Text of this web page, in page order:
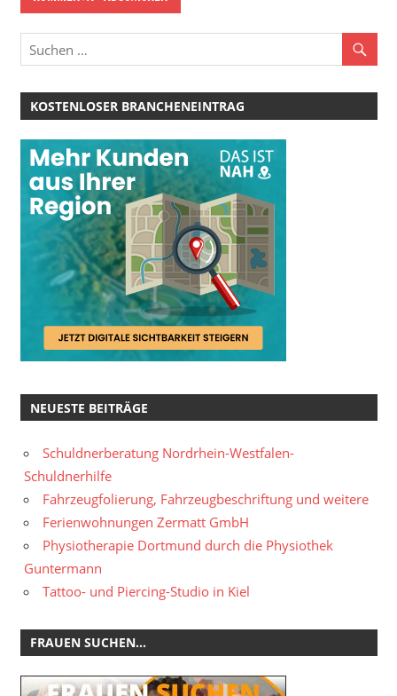
KOSTENLOSER BRANCHENEINTRAG
NEUESTE BEITRÄGE
Schuldnerberatung Nordrhein-Westfalen-
Schuldnerhilfe
Fahrzeugfolierung, Fahrzeugbeschriftung und weitere
Ferienwohnungen Zermatt GmbH
Physiotherapie Dortmund durch die Physiothek
Guntermann
Tattoo- und Piercing-Studio in Kiel
FRAUEN SUCHEN…